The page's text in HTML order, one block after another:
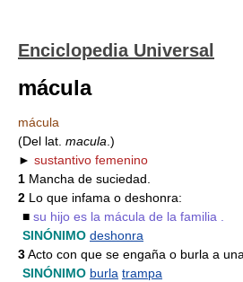
Enciclopedia Universal
mácula
mácula
(Del lat. macula .)
► sustantivo femenino
1 Mancha de suciedad.
2 Lo que infama o deshonra:
■ su hijo es la mácula de la familia .
SINÓNIMO deshonra
3Acto con que se engaña o burla a
SINÓNIMO burla trampa